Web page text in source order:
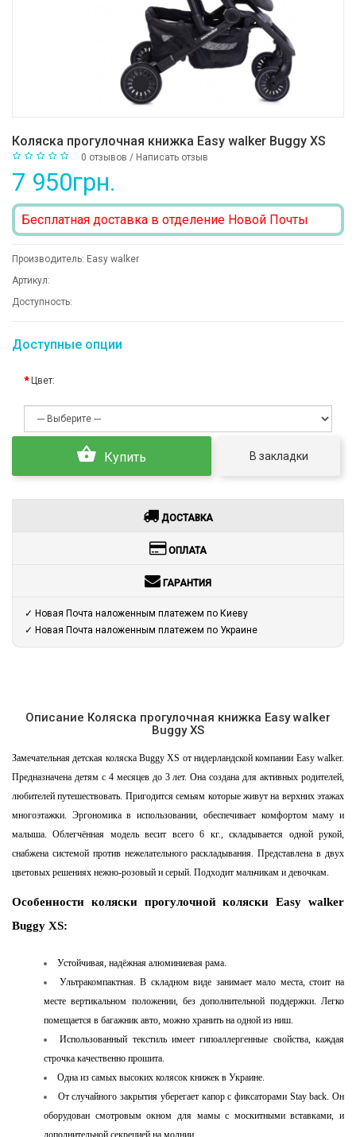
Коляска прогулочная книжка Easy walker Buggy XS
0 отзывов / Написать отзыв
7 950грн.
Бесплатная доставка в отделение Новой Почты
Производитель: Easy walker
Артикул:
Доступность:
Доступные опции
Цвет:
Купить В закладки
ДОСТАВКА
ОПЛАТА
ГАРАНТИЯ
✓ Новая Почта наложенным платежем по Киеву
✓ Новая Почта наложенным платежем по Украине
Описание Коляска прогулочная книжка Easy walker
Buggy XS
Замечательная детская коляска Buggy XS от нидерландской компании Easy walker.
Предназначена детям с 4 месяцев до 3 лет. Она создана для активных родителей,
любителей путешествовать. Пригодится семьям которые живут на верхних этажах
многоэтажки. Эргономика в использовании, обеспечивает комфортом маму и
малыша. Облегчённая модель весит всего 6 кг., складывается одной рукой,
снабжена системой против нежелательного раскладывания. Представлена в двух
цветовых решениях нежно-розовый и серый. Подходит мальчикам и девочкам.
Особенности коляски прогулочной коляски Easy walker
Buggy XS:
Устойчивая, надёжная алюминиевая рама.
Ультракомпактная. В складном виде занимает мало места, стоит на
месте вертикальном положении, без дополнительной поддержки. Легко
помещается в багажник авто, можно хранить на одной из ниш.
Использованный текстиль имеет гипоаллергенные свойства, каждая
строчка качественно прошита.
Одна из самых высоких колясок книжек в Украине.
От случайного закрытия уберегает капор с фиксаторами Stay back. Он
оборудован смотровым окном для мамы с москитными вставками, и
дополнительной секрецией на молнии.